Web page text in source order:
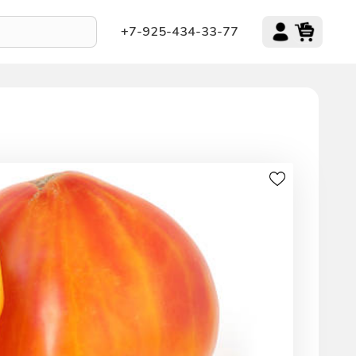
+7-925-434-33-77